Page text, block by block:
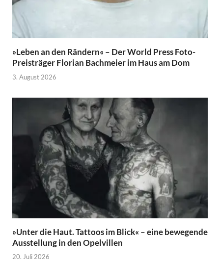
»Leben an den Rändern« – Der World Press Foto-
Preisträger Florian Bachmeier im Haus am Dom
3. August 2026
»Unter die Haut. Tattoos im Blick« – eine bewegende
Ausstellung in den Opelvillen
20. Juli 2026